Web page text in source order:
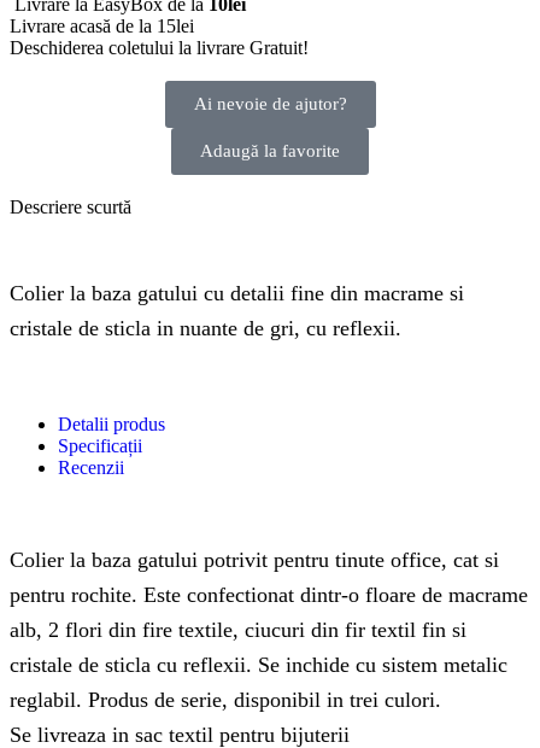
Livrare la EasyBox de la 10lei
Livrare acasă de la 15lei
Deschiderea coletului la livrare Gratuit!
Ai nevoie de ajutor?
Adaugă la favorite
Descriere scurtă
Colier la baza gatului cu detalii fine din macrame si
cristale de sticla in nuante de gri, cu reflexii.
Detalii produs
Specificații
Recenzii
Colier la baza gatului potrivit pentru tinute office, cat si
pentru rochite. Este confectionat dintr-o floare de macrame
alb, 2 flori din fire textile, ciucuri din fir textil fin si
cristale de sticla cu reflexii. Se inchide cu sistem metalic
reglabil. Produs de serie, disponibil in trei culori.
Se livreaza in sac textil pentru bijuterii